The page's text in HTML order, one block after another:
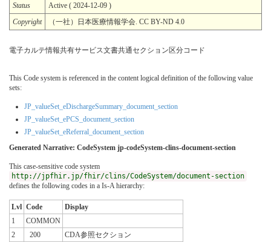
Status
Active ( 2024-12-09 )
Copyright
（一社）日本医療情報学会. CC BY-ND 4.0
電子カルテ情報共有サービス文書共通セクション区分コード
This Code system is referenced in the content logical definition of the following value
sets:
JP_valueSet_eDischargeSummary_document_section
JP_valueSet_ePCS_document_section
JP_valueSet_eReferral_document_section
Generated Narrative: CodeSystem jp-codeSystem-clins-document-section
This case-sensitive code system
http://jpfhir.jp/fhir/clins/CodeSystem/document-section
defines the following codes in a Is-A hierarchy:
Lvl Code
Display
1
COMMON
2
200
CDA参照セクション